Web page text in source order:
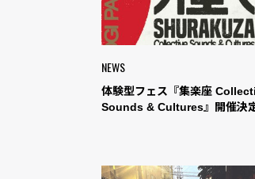
NEWS
体験型フェス『集楽座
Sounds & Cultures』開催決